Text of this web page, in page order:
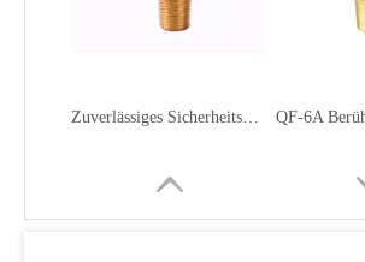
Zuverlässiges Sicherheitsentlastungs-LPG-Ventil mit Handrad